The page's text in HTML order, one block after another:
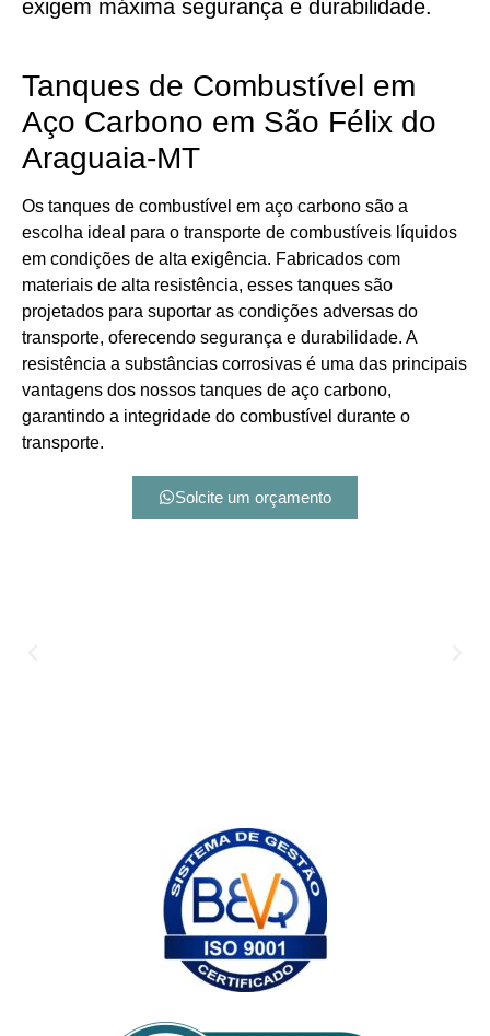
exigem máxima segurança e durabilidade.
Tanques de Combustível em
Aço Carbono em São Félix do
Araguaia-MT
Os tanques de combustível em aço carbono são a
escolha ideal para o transporte de combustíveis líquidos
em condições de alta exigência. Fabricados com
materiais de alta resistência, esses tanques são
projetados para suportar as condições adversas do
transporte, oferecendo segurança e durabilidade. A
resistência a substâncias corrosivas é uma das principais
vantagens dos nossos tanques de aço carbono,
garantindo a integridade do combustível durante o
transporte.
Solcite um orçamento